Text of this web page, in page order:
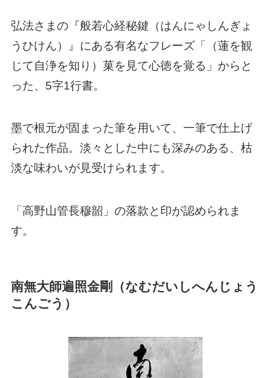
弘法さまの『般若心経秘鍵（はんにゃしんぎょ
うひけん）』にある有名なフレーズ「（蓮を観
じて自浄を知り）菓を見て心徳を覚る」からと
った、5字1行書。
墨で根元が固まった筆を用いて、一筆で仕上げ
られた作品。淡々とした中にも深みのある、枯
淡な味わいが見受けられます。
「高野山管長穆韶」の落款と印が認められま
す。
南無大師遍照金剛（なむだいしへんじょう
こんごう）